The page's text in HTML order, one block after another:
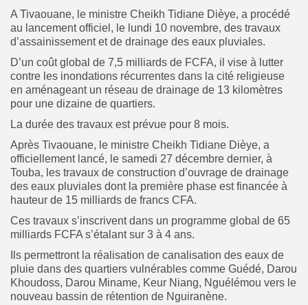
A Tivaouane, le ministre Cheikh Tidiane Dièye, a procédé
au lancement officiel, le lundi 10 novembre, des travaux
d’assainissement et de drainage des eaux pluviales.
D’un coût global de 7,5 milliards de FCFA, il vise à lutter
contre les inondations récurrentes dans la cité religieuse
en aménageant un réseau de drainage de 13 kilomètres
pour une dizaine de quartiers.
La durée des travaux est prévue pour 8 mois.
Après Tivaouane, le ministre Cheikh Tidiane Dièye, a
officiellement lancé, le samedi 27 décembre dernier, à
Touba, les travaux de construction d’ouvrage de drainage
des eaux pluviales dont la première phase est financée à
hauteur de 15 milliards de francs CFA.
Ces travaux s’inscrivent dans un programme global de 65
milliards FCFA s’étalant sur 3 à 4 ans.
Ils permettront la réalisation de canalisation des eaux de
pluie dans des quartiers vulnérables comme Guédé, Darou
Khoudoss, Darou Miname, Keur Niang, Nguélémou vers le
nouveau bassin de rétention de Nguiranène.